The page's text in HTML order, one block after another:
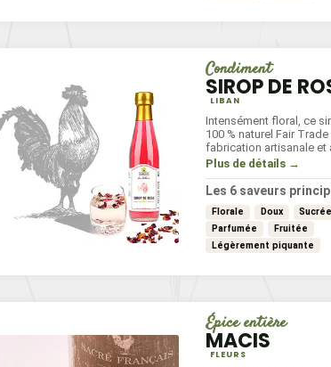
Condiment
SIROP DE
LIBAN
Intensément floral, ce
100 % naturel Fair
fabrication artisanale et
qui capture la
Plus de détails →
Les 6 saveurs
Florale Doux
Sucrée
Parfumée
Fruitée
Légèrement piquante
Épice entière
MACIS
FLEURS